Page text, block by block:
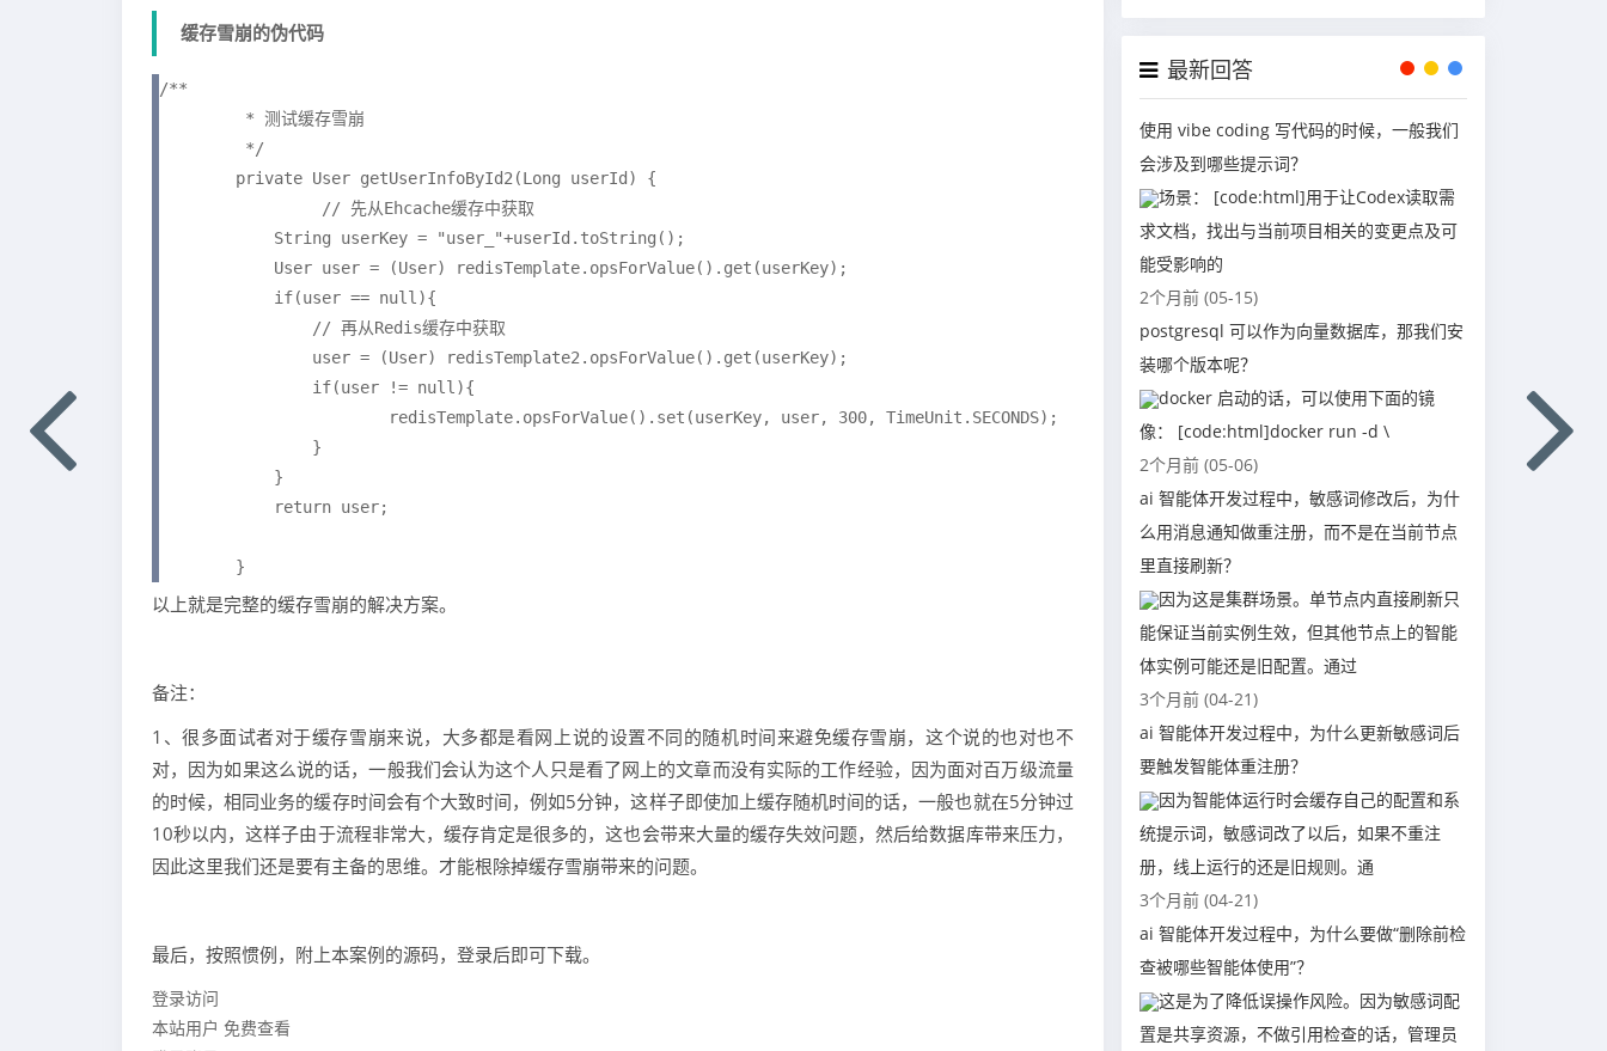
缓存雪崩的伪代码
/**
	}
以上就是完整的缓存雪崩的解决方案。
备注：
1、很多面试者对于缓存雪崩来说，大多都是看网上说的设置不同的随机时间来避免缓存雪崩，这个说的也对也不
对，因为如果这么说的话，一般我们会认为这个人只是看了网上的文章而没有实际的工作经验，因为面对百万级流量
的时候，相同业务的缓存时间会有个大致时间，例如5分钟，这样子即使加上缓存随机时间的话，一般也就在5分钟过
10秒以内，这样子由于流程非常大，缓存肯定是很多的，这也会带来大量的缓存失效问题，然后给数据库带来压力，
因此这里我们还是要有主备的思维。才能根除掉缓存雪崩带来的问题。
最后，按照惯例，附上本案例的源码，登录后即可下载。
登录访问
本站用户 免费查看
最新回答
使用 vibe coding 写代码的时候，一般我们
会涉及到哪些提示词？
场景： [code:html]用于让Codex读取需
求文档，找出与当前项目相关的变更点及可
能受影响的
2个月前 (05-15)
postgresql 可以作为向量数据库，那我们安
装哪个版本呢？
docker 启动的话，可以使用下面的镜
像： [code:html]docker run -d \
2个月前 (05-06)
ai 智能体开发过程中，敏感词修改后，为什
么用消息通知做重注册，而不是在当前节点
里直接刷新？
因为这是集群场景。单节点内直接刷新只
能保证当前实例生效，但其他节点上的智能
体实例可能还是旧配置。通过
3个月前 (04-21)
ai 智能体开发过程中，为什么更新敏感词后
要触发智能体重注册？
因为智能体运行时会缓存自己的配置和系
统提示词，敏感词改了以后，如果不重注
册，线上运行的还是旧规则。通
3个月前 (04-21)
ai 智能体开发过程中，为什么要做“删除前检
查被哪些智能体使用”？
这是为了降低误操作风险。因为敏感词配
置是共享资源，不做引用检查的话，管理员